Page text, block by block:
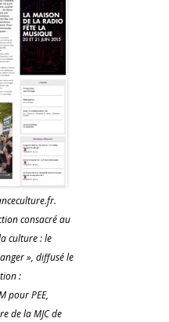
consacré au
culture : le
», diffusé le
:
pour PEE,
de la MJC de